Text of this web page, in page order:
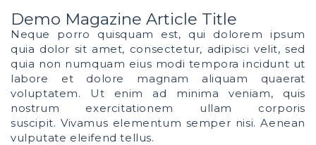
Demo Magazine Article Title
Neque porro quisquam est, qui dolorem ipsum
quia dolor sit amet, consectetur, adipisci velit, sed
quia non numquam eius modi tempora incidunt ut
labore et dolore magnam aliquam quaerat
voluptatem. Ut enim ad minima veniam, quis
nostrum exercitationem ullam corporis
suscipit. Vivamus elementum semper nisi. Aenean
vulputate eleifend tellus.